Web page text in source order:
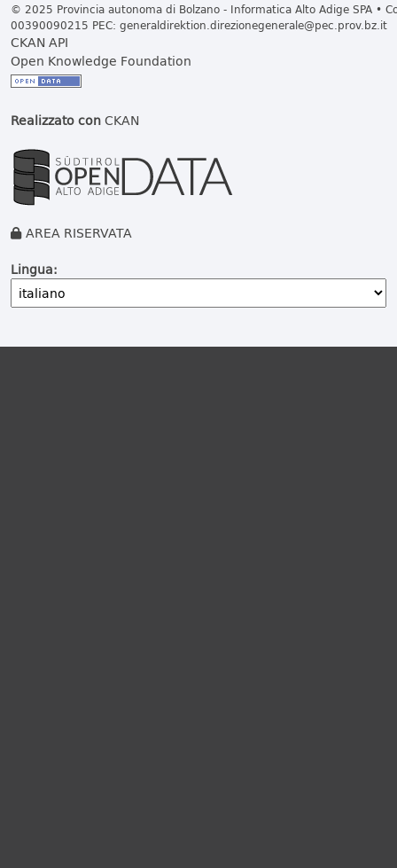
© 2025 Provincia autonoma di Bolzano - Informatica Alto Adige SPA •
00390090215 PEC: generaldirektion.direzionegenerale@pec.prov.bz.it
CKAN API
Open Knowledge Foundation
Realizzato conCKAN
AREA RISERVATA
Lingua